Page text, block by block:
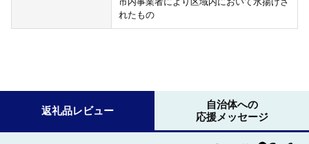
れたもの
返礼品レビュー
自治体への
応援メッセージ